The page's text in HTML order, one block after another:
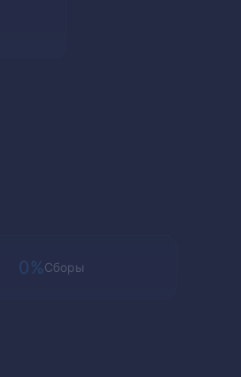
0%Сборы